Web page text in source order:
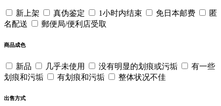
新上架 真伪鉴定 1小时内结束 免日本邮费
匿
名配送
郵便局/便利店受取
商品成色
新品 几乎未使用 没有明显的划痕或污垢
有一些
划痕和污垢
有划痕和污垢 整体状况不佳
出售方式